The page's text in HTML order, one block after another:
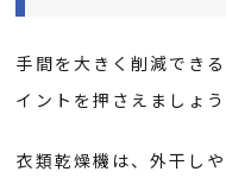
手間を大きく削減でき
イントを押さえましょう
衣類乾燥機は、外干し